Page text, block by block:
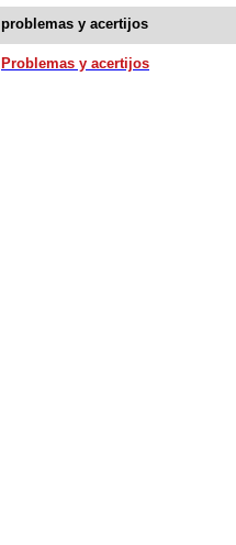
problemas y acertijos
Problemas y acertijos